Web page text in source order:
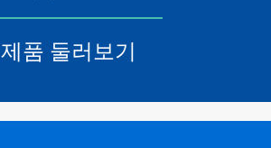
제품 둘러보기